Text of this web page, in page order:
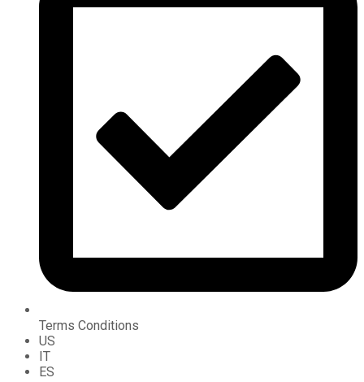
Terms Conditions
US
IT
ES